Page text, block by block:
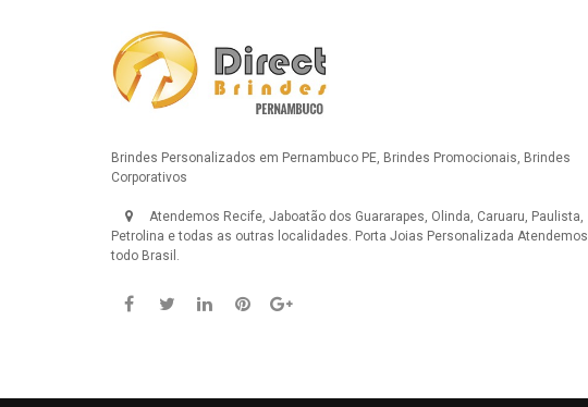
Brindes Personalizados em Pernambuco PE, Brindes Promocionais, Brindes
Corporativos
Atendemos Recife, Jaboatão dos Guararapes, Olinda, Caruaru, Paulista,
Petrolina e todas as outras localidades. Porta Joias Personalizada Atendemos
todo Brasil.